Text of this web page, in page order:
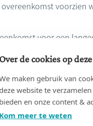
voorzien
voor een
Over de cookies op
maken gebruik van
deze website te
bieden en onze content &
Kom meer te weten